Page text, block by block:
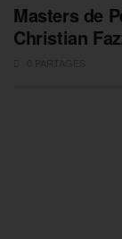
Masters de
Christian